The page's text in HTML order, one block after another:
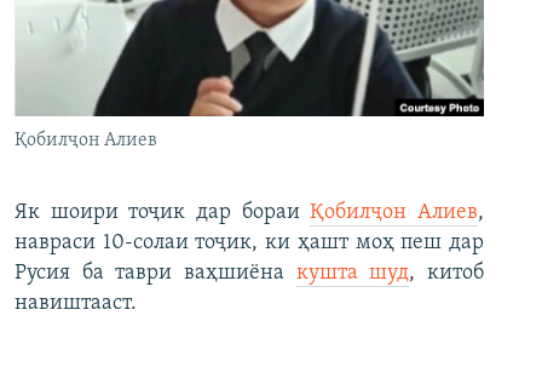
Қобилҷон Алиев
Як шоири тоҷик дар бораиҚобилҷон Алиев,
навраси 10-солаи тоҷик, ки ҳашт моҳ пеш дар
Русия ба таври ваҳшиёна кушта шуд, китоб
навиштааст.